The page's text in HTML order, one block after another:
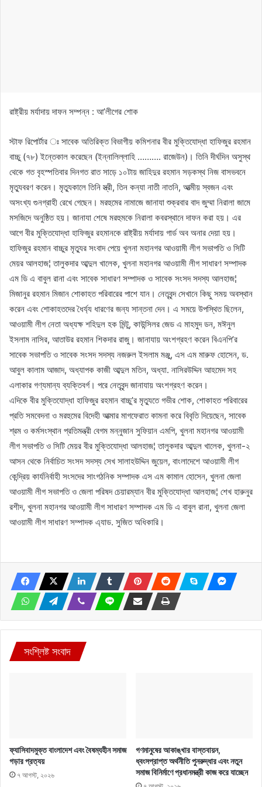
রাষ্ট্রীয় মর্যাদায় দাফন সম্পন্ন : আ’লীগের শোক
স্টাফ রিপোর্টার ঃ সাবেক অতিরিক্ত বিভাগীয় কমিশনার বীর মুক্তিযোদ্ধা হাফিজুর রহমান
বাচ্চু (৭৮) ইন্তেকাল করেছেন (ইন্নালিল্লাহি ………. রাজেউন)। তিনি দীর্ঘদিন অসুস্থ
থেকে গত বৃহস্পতিবার দিনগত রাত সাড়ে ১০টায় জাহিদুর রহমান সড়কস্থ নিজ বাসভবনে
মৃত্যুবরণ করেন। মৃত্যুকালে তিনি স্ত্রী, তিন কন্যা নাতী নাতনি, আত্মীয় স্বজন এবং
অসংখ্য গুনগ্রাহী রেখে গেছেন। মরহুমের নামাজে জানাযা শুক্রবার বাদ জুম্মা নিরালা জামে
মসজিদে অনুষ্ঠিত হয়। জানাযা শেষে মরহুমকে নিরালা কবরস্থানে দাফন করা হয়। এর
আগে বীর মুক্তিযোদ্ধা হাফিজুর রহমানকে রাষ্ট্রীয় মর্যাদায় গার্ড অব অনার দেয়া হয়।
হাফিজুর রহমান বাচ্চুর মৃত্যুর সংবাদ পেয়ে খুলনা মহানগর আওয়ামী লীগ সভাপতি ও সিটি
মেয়র আলহাজ¦ তালুকদার আব্দুল খালেক, খুলনা মহানগর আওয়ামী লীগ সাধারণ সম্পাদক
এম ডি এ বাবুল রানা এবং সাবেক সাধারণ সম্পাদক ও সাবেক সংসদ সদস্য আলহাজ¦
মিজানুর রহমান মিজান শোকাহত পরিবারের পাশে যান। নেতৃবৃন্দ সেখানে কিছু সময় অবস্থান
করেন এবং শোকাহতদের ধৈর্য্য ধারণের জন্য সান্তনা দেন। এ সময়ে উপস্থিত ছিলেন,
আওয়ামী লীগ নেতা অধ্যক্ষ শহিদুল হক মিন্টু, কাউন্সিলর জেড এ মাহমুদ ডন, মঈনুল
ইসলাম নাসির, আতাউর রহমান শিকদার রাজু। জানাযায় অংশগ্রহণ করেন বিএনপি’র
সাবেক সভাপতি ও সাবেক সংসদ সদস্য নজরুল ইসলাম মঞ্জু, এস এম মারুফ হোসেন, ড.
আবুল কালাম আজাদ, অধ্যাপক কাজী আব্দুল মতিন, অধ্যা. নাসিরউদ্দিন আহমেদ সহ
এলাকার গণ্যমান্য ব্যক্তিবর্গ। পরে নেতৃবৃন্দ জানাযায় অংশগ্রহণ করেন।
এদিকে বীর মুক্তিযোদ্ধা হাফিজুর রহমান বাচ্চু’র মৃত্যুতে গভীর শোক, শোকাহত পরিবারের
প্রতি সমবেদনা ও মরহুমের বিদেহী আত্মার মাগফেরাত কামনা করে বিবৃতি দিয়েছেন, সাবেক
শ্রম ও কর্মসংস্থান প্রতিমন্ত্রী বেগম মন্নুজান সুফিয়ান এমপি, খুলনা মহানগর আওয়ামী
লীগ সভাপতি ও সিটি মেয়র বীর মুক্তিযোদ্ধা আলহাজ¦ তালুকদার আব্দুল খালেক, খুলনা-২
আসন থেকে নির্বাচিত সংসদ সদস্য সেখ সালাহউদ্দিন জুয়েল, বাংলাদেশে আওয়ামী লীগ
কেন্দ্রিয় কার্যনির্বাহী সংসদের সাংগঠনিক সম্পাদক এস এম কামাল হোসেন, খুলনা জেলা
আওয়ামী লীগ সভাপতি ও জেলা পরিষদ চেয়ারম্যান বীর মুক্তিযোদ্ধা আলহাজ¦ শেখ হারুনুর
রশীদ, খুলনা মহানগর আওয়ামী লীগ সাধারণ সম্পাদক এম ডি এ বাবুল রানা, খুলনা জেলা
আওয়ামী লীগ সাধারণ সম্পাদক এ্যাড. সুজিত অধিকারি।
সংশ্লিষ্ট সংবাদ
ফ্যাসিবাদমুক্ত বাংলাদেশ এবং বৈষম্যহীন সমাজ
গড়ার প্রত্যয়
৭ আগস্ট, ২০২৬
গণমানুষের আকাঙ্খার বাস্তবায়ন,
ধ্বংসপ্রাপ্ত অর্থনীতি পুনরুদ্ধার এবং নতুন
সমাজ বিনির্মাণে প্রধানমন্ত্রী কাজ করে যাচ্ছেন